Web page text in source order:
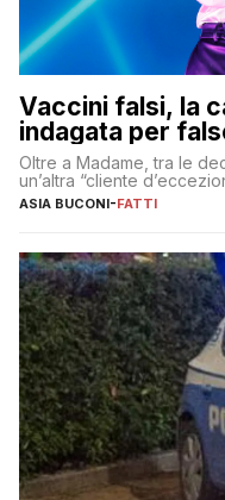
Vaccini falsi, la
indagata per
Oltre a Madame, tra le
un’altra “cliente
ASIA BUCONI-FATTI